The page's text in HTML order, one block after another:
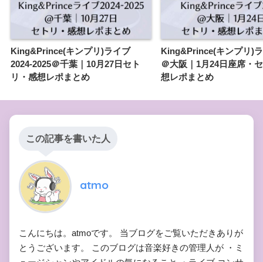
King&Prince(キンプリ)ライブ
2024-2025＠千葉｜10月27日セト
リ・感想レポまとめ
King&Prince(キンプリ)
＠大阪｜1月24日座席・
想レポまとめ
この記事を書いた人
atmo
こんにちは。atmoです。 当ブログをご覧いただきありが
とうございます。 このブログは音楽好きの管理人が ・ミ